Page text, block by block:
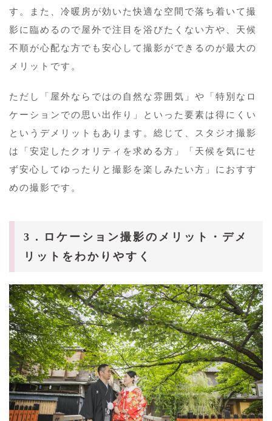
す。また、冷暖房が効いた快適な空間で落ち着いて撮
影に臨めるので屋外で注目を浴びたくない方や、天候
不順が心配な方でも安心して撮影ができるのが最大の
メリットです。
ただし「屋外ならではの自然な雰囲気」や「特別なロ
ケーションでの思い出作り」といった要素は得にくい
というデメリットもあります。総じて、スタジオ撮影
は「安定したクオリティを求める方」「天候を気にせ
ず安心してゆったりと撮影を楽しみたい方」におすす
めの撮影です。
3．ロケーション撮影のメリット・デメ
リットをわかりやすく